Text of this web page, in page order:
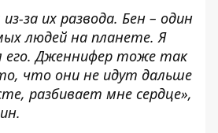
за их развода. Бен – один
людей на планете. Я
его. Дженнифер тоже так
что они не идут дальше
разбивает мне сердце»,